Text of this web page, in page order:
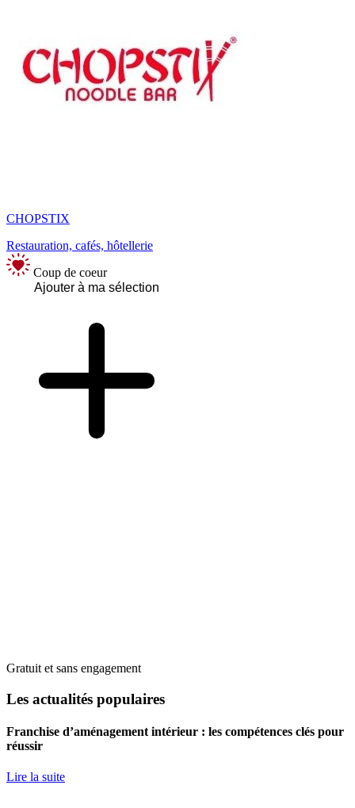
CHOPSTIX
Restauration, cafés, hôtellerie
Coup de coeur
Ajouter à ma sélection
Gratuit et sans engagement
Les actualités populaires
Franchise d’aménagement intérieur : les compétences clés pour
réussir
Lire la suite